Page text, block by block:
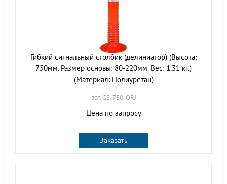
Гибкий сигнальный столбик (делиниатор) (Высота:
750мм. Размер основы: 80-220мм. Вес: 1.31 кг.)
(Материал: Полиуретан)
арт. GS-750-ORJ
Цена по запросу
Заказать